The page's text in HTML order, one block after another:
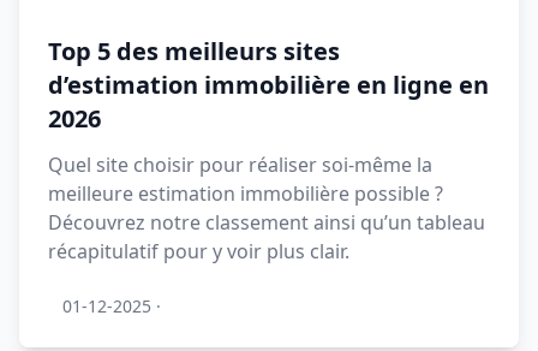
Top 5 des meilleurs sites
d’estimation immobilière en ligne en
2026
Quel site choisir pour réaliser soi-même la
meilleure estimation immobilière possible ?
Découvrez notre classement ainsi qu’un tableau
récapitulatif pour y voir plus clair.
01-12-2025 ·